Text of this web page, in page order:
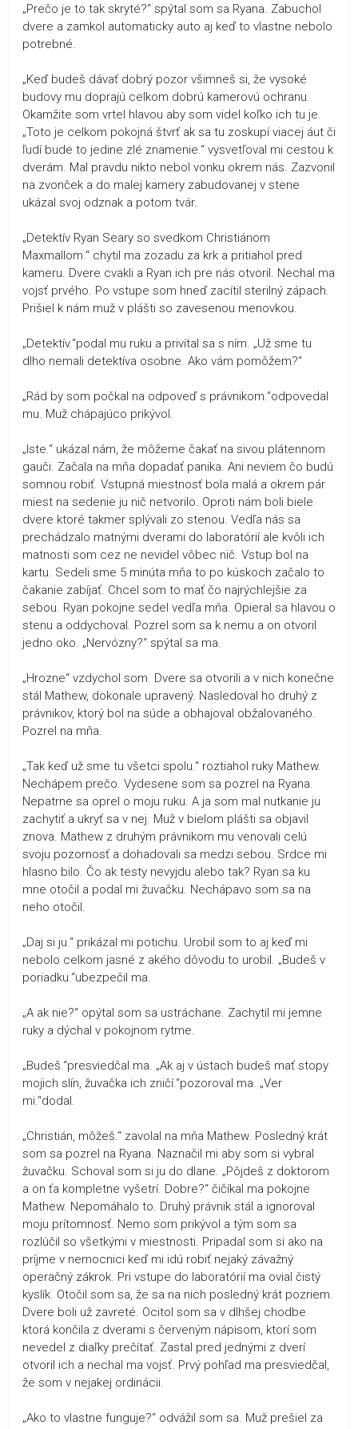
„Prečo je to tak skryté?“ spýtal som sa Ryana. Zabuchol
dvere a zamkol automaticky auto aj keď to vlastne nebolo
potrebné.
„Keď budeš dávať dobrý pozor všimneš si, že vysoké
budovy mu doprajú celkom dobrú kamerovú ochranu.
Okamžite som vrtel hlavou aby som videl koľko ich tu je.
„Toto je celkom pokojná štvrť ak sa tu zoskupí viacej áut či
ľudí bude to jedine zlé znamenie.“ vysvetľoval mi cestou k
dverám. Mal pravdu nikto nebol vonku okrem nás. Zazvonil
na zvonček a do malej kamery zabudovanej v stene
ukázal svoj odznak a potom tvár.
„Detektív Ryan Seary so svedkom Christiánom
Maxmallom.“ chytil ma zozadu za krk a pritiahol pred
kameru. Dvere cvakli a Ryan ich pre nás otvoril. Nechal ma
vojsť prvého. Po vstupe som hneď zacítil sterilný zápach.
Prišiel k nám muž v plášti so zavesenou menovkou.
„Detektív.“podal mu ruku a privítal sa s ním. „Už sme tu
dlho nemali detektíva osobne. Ako vám pomôžem?“
„Rád by som počkal na odpoveď s právnikom.“odpovedal
mu. Muž chápajúco prikývol.
„Iste.“ ukázal nám, že môžeme čakať na sivou plátennom
gauči. Začala na mňa dopadať panika. Ani neviem čo budú
somnou robiť. Vstupná miestnosť bola malá a okrem pár
miest na sedenie ju nič netvorilo. Oproti nám boli biele
dvere ktoré takmer splývali zo stenou. Vedľa nás sa
prechádzalo matnými dverami do laboratórií ale kvôli ich
matnosti som cez ne nevidel vôbec nič. Vstup bol na
kartu. Sedeli sme 5 minúta mňa to po kúskoch začalo to
čakanie zabíjať. Chcel som to mať čo najrýchlejšie za
sebou. Ryan pokojne sedel vedľa mňa. Opieral sa hlavou o
stenu a oddychoval. Pozrel som sa k nemu a on otvoril
jedno oko. „Nervózny?“ spýtal sa ma.
„Hrozne“ vzdychol som. Dvere sa otvorili a v nich konečne
stál Mathew, dokonale upravený. Nasledoval ho druhý z
právnikov, ktorý bol na súde a obhajoval obžalovaného.
Pozrel na mňa.
„Tak keď už sme tu všetci spolu.“ roztiahol ruky Mathew.
Nechápem prečo. Vydesene som sa pozrel na Ryana.
Nepatrne sa oprel o moju ruku. A ja som mal nutkanie ju
zachytiť a ukryť sa v nej. Muž v bielom plášti sa objavil
znova. Mathew z druhým právnikom mu venovali celú
svoju pozornosť a dohadovali sa medzi sebou. Srdce mi
hlasno bilo. Čo ak testy nevyjdu alebo tak? Ryan sa ku
mne otočil a podal mi žuvačku. Nechápavo som sa na
neho otočil.
„Daj si ju.“ prikázal mi potichu. Urobil som to aj keď mi
nebolo celkom jasné z akého dôvodu to urobil. „Budeš v
poriadku.“ubezpečil ma.
„A ak nie?“ opýtal som sa ustráchane. Zachytil mi jemne
ruky a dýchal v pokojnom rytme.
„Budeš.“presviedčal ma. „Ak aj v ústach budeš mať stopy
mojich slín, žuvačka ich zničí.“pozoroval ma. „Ver
mi.“dodal.
„Christián, môžeš.“ zavolal na mňa Mathew. Posledný krát
som sa pozrel na Ryana. Naznačil mi aby som si vybral
žuvačku. Schoval som si ju do dlane. „Pôjdeš z doktorom
a on ťa kompletne vyšetrí. Dobre?“ čičíkal ma pokojne
Mathew. Nepomáhalo to. Druhý právnik stál a ignoroval
moju prítomnosť. Nemo som prikývol a tým som sa
rozlúčil so všetkými v miestnosti. Pripadal som si ako na
príjme v nemocnici keď mi idú robiť nejaký závažný
operačný zákrok. Pri vstupe do laboratórií ma ovial čistý
kyslík. Otočil som sa, že sa na nich posledný krát pozriem.
Dvere boli už zavreté. Ocitol som sa v dlhšej chodbe
ktorá končila z dverami s červeným nápisom, ktorí som
nevedel z diaľky prečítať. Zastal pred jednými z dverí
otvoril ich a nechal ma vojsť. Prvý pohľad ma presviedčal,
že som v nejakej ordinácii.
„Ako to vlastne funguje?“ odvážil som sa. Muž prešiel za